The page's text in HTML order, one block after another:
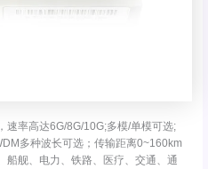
速率高达6G/8G/10G;多模/单模可选;
多种波长可选；传输距离0~160km
船舰、电力、铁路、医疗、交通、通